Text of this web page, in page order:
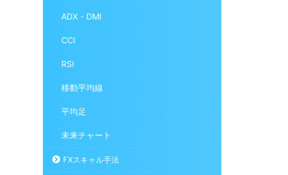
ADX・DMI
CCI
RSI
移動平均線
平均足
未来チャート
FXスキャル手法